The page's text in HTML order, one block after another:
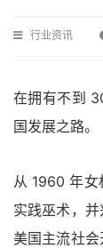
行业资讯
在拥有不到
国发展之路。
从 1960 年女
实践巫术，
美国主流社